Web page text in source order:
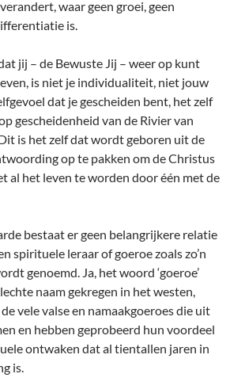
waar geen groei, geen
is.
jij – de Bewuste Jij – weer op kunt
is niet je individualiteit, niet jouw
dat je gescheiden bent, het zelf
gescheidenheid van de Rivier van
is het zelf dat wordt geboren uit de
op te pakken om de Christus
al het leven te worden door één met de
bestaat er geen belangrijkere relatie
spirituele leraar of goeroe zoals zo’n
genoemd. Ja, het woord ‘goeroe’
naam gekregen in het westen,
vele valse en namaakgoeroes die uit
en hebben geprobeerd hun voordeel
ontwaken dat al tientallen jaren in
is.